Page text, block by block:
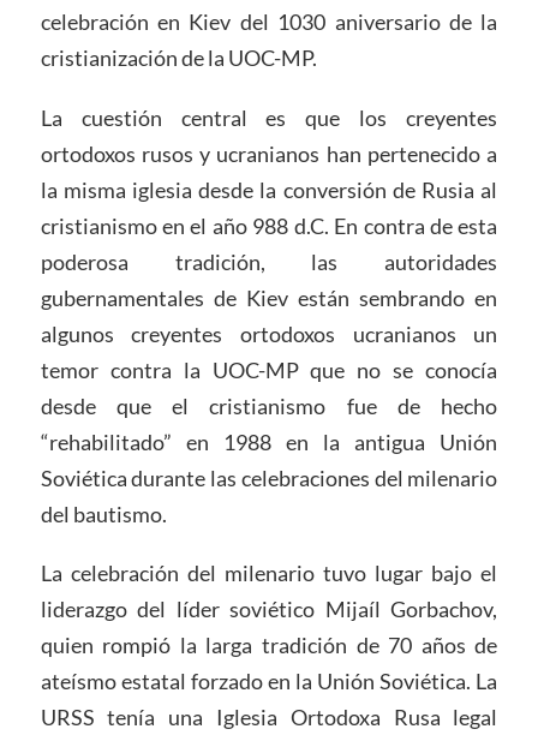
celebración en Kiev del 1030 aniversario de la
cristianización de la UOC-MP.
La cuestión central es que los creyentes
ortodoxos rusos y ucranianos han pertenecido a
la misma iglesia desde la conversión de Rusia al
cristianismo en el año 988 d.C. En contra de esta
poderosa tradición, las autoridades
gubernamentales de Kiev están sembrando en
algunos creyentes ortodoxos ucranianos un
temor contra la UOC-MP que no se conocía
desde que el cristianismo fue de hecho
“rehabilitado” en 1988 en la antigua Unión
Soviética durante las celebraciones del milenario
del bautismo.
La celebración del milenario tuvo lugar bajo el
liderazgo del líder soviético Mijaíl Gorbachov,
quien rompió la larga tradición de 70 años de
ateísmo estatal forzado en la Unión Soviética. La
URSS tenía una Iglesia Ortodoxa Rusa legal